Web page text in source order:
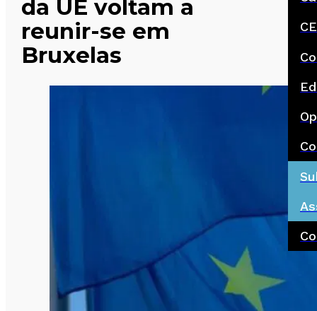
da UE voltam a
reunir-se em
Bruxelas